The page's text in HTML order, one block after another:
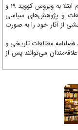
با توجه به نیاز به تداوم مراقبت‌های بهداشتی برای عدم ابتلا به ویروس کووید 19 و
و پژوهش‌های سیاسی
آثار خود را به صورت
مطالعات تاریخی و
می‌توانند پس از